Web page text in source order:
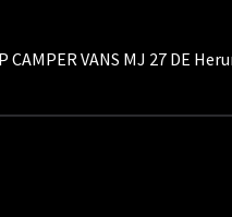
CAMPER VANS MJ 27 DE